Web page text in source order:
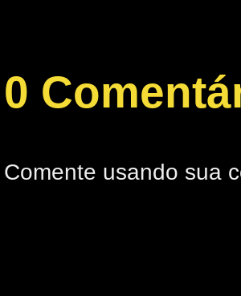
0
Comente usando sua